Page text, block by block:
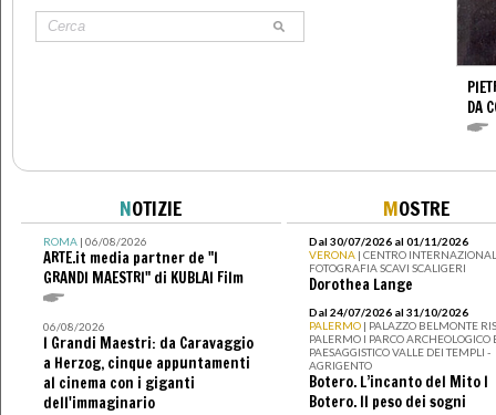
DA
NOTIZIE
ROMA| 06/08/2026
ARTE.it media partner de "I
GRANDI MAESTRI" di KUBLAI Film
06/08/2026
I Grandi Maestri: da Caravaggio
a Herzog, cinque appuntamenti
al cinema con i giganti
dell'immaginario
MOSTRE
Dal 30/07/2026 al 01/11/2026
VERONA | CENTRO
FOTOGRAFIA SCAVI SCALIGERI
Dorothea Lange
Dal 24/07/2026 al 31/10/2026
PALERMO | PALAZZO BELMONTE
PALERMO I PARCO ARCHEOLOGICO
PAESAGGISTICO VALLE DEI TEMPLI -
AGRIGENTO
Botero. L’incanto del Mito I
Botero. Il peso dei sogni